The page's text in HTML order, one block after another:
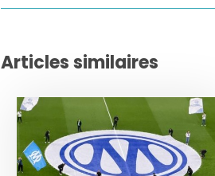
Articles similaires